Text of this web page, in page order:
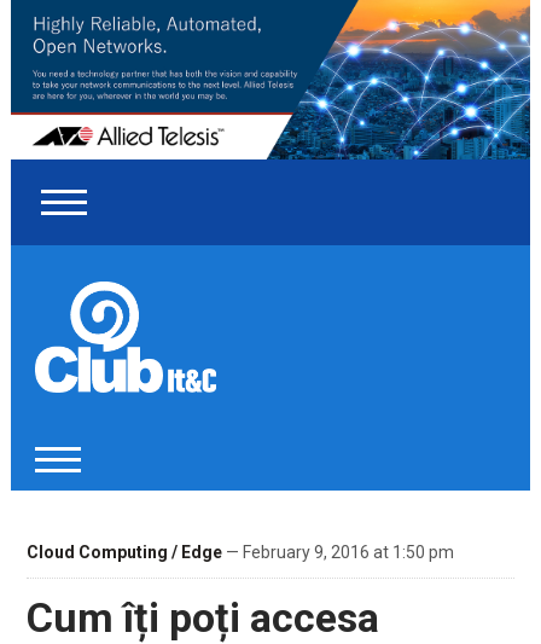
Cloud Computing / Edge— February 9, 2016 at 1:50 pm
Cum îți poți accesa